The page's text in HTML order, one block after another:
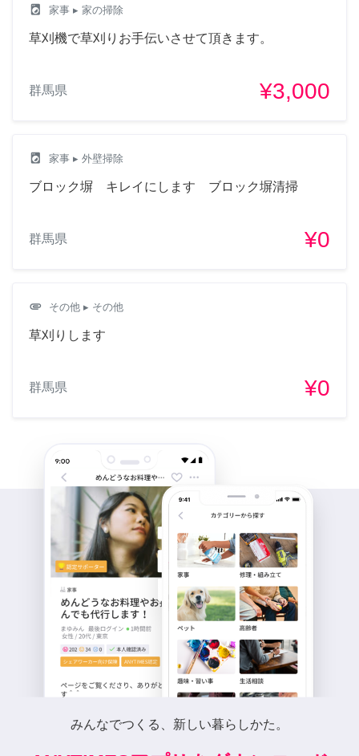
local_laundry_service 家事 ▸ 家の掃除
草刈機で草刈りお手伝いさせて頂きます。
群馬県 ¥3,000
local_laundry_service 家事 ▸ 外壁掃除
ブロック塀 キレイにします ブロック塀清掃
群馬県 ¥0
attachment その他 ▸ その他
草刈りします
群馬県 ¥0
みんなでつくる、新しい暮らしかた。